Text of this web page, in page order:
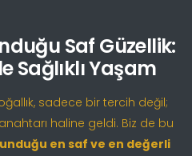
Saf Güzellik:
Sağlıklı Yaşam
sadece bir tercih değil;
haline geldi. Biz de bu
en saf ve en değerli